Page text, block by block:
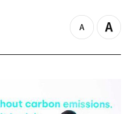
z
o
t
Z
o